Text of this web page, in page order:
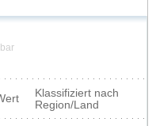
Klassifiziert nach
Region/Land